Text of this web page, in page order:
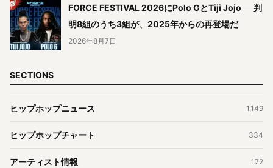
FORCE FESTIVAL 2026にPolo GとTiji Jojo──判
明8組のうち3組が、2025年からの再登場だ
2026年8月7日
SECTIONS
ヒップホップニュース 1,149
ヒップホップチャート 334
アーティスト情報 172